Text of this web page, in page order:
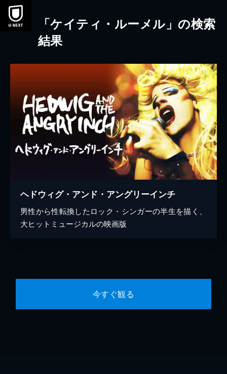
本文へスキップ
「ケイティ・ルーメル」の検索
結果
ヘドウィグ・アンド・アングリーインチ
男性から性転換したロック・シンガーの半生を描く、
大ヒットミュージカルの映画版
今すぐ観る